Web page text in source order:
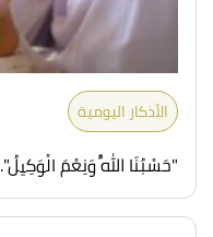
الأذكار اليومية
"حَسْبُنَا اللَّهُ وَنِعْمَ الْوَكِيلُ".